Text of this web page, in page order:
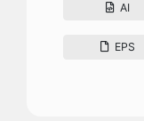
AI
EPS